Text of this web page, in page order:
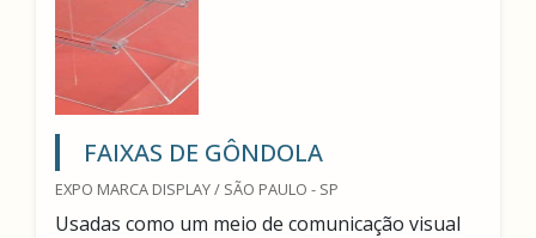
FAIXAS DE GÔNDOLA
EXPO MARCA DISPLAY / SÃO PAULO - SP
Usadas como um meio de comunicação visual